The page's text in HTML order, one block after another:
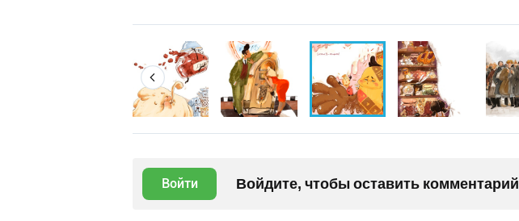
Войти Войдите, чтобы оставить комментарий